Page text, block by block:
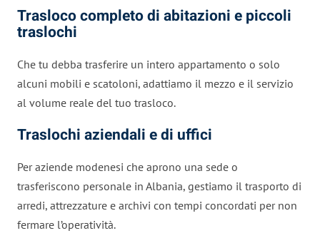
Trasloco completo di abitazioni e piccoli
traslochi
Che tu debba trasferire un intero appartamento o solo
alcuni mobili e scatoloni, adattiamo il mezzo e il servizio
al volume reale del tuo trasloco.
Traslochi aziendali e di uffici
Per aziende modenesi che aprono una sede o
trasferiscono personale in Albania, gestiamo il trasporto di
arredi, attrezzature e archivi con tempi concordati per non
fermare l’operatività.